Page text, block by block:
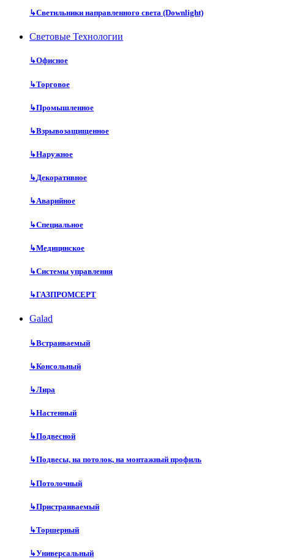
↳Светильники направленного света (Downlight)
Световые Технологии
↳Офисное
↳Торговое
↳Промышленное
↳Взрывозащищенное
↳Наружное
↳Декоративное
↳Аварийное
↳Специальное
↳Медицинское
↳Системы управления
↳ГАЗПРОМСЕРТ
Galad
↳Встраиваемый
↳Консольный
↳Лира
↳Настенный
↳Подвесной
↳Подвесы, на потолок, на монтажный профиль
↳Потолочный
↳Пристраиваемый
↳Торшерный
↳Универсальный